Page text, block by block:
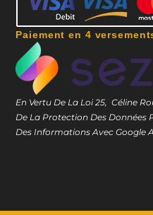
Paiement en 4
En Vertu De La Loi 25, Céline
De La Protection Des Données
Des Informations Avec Google